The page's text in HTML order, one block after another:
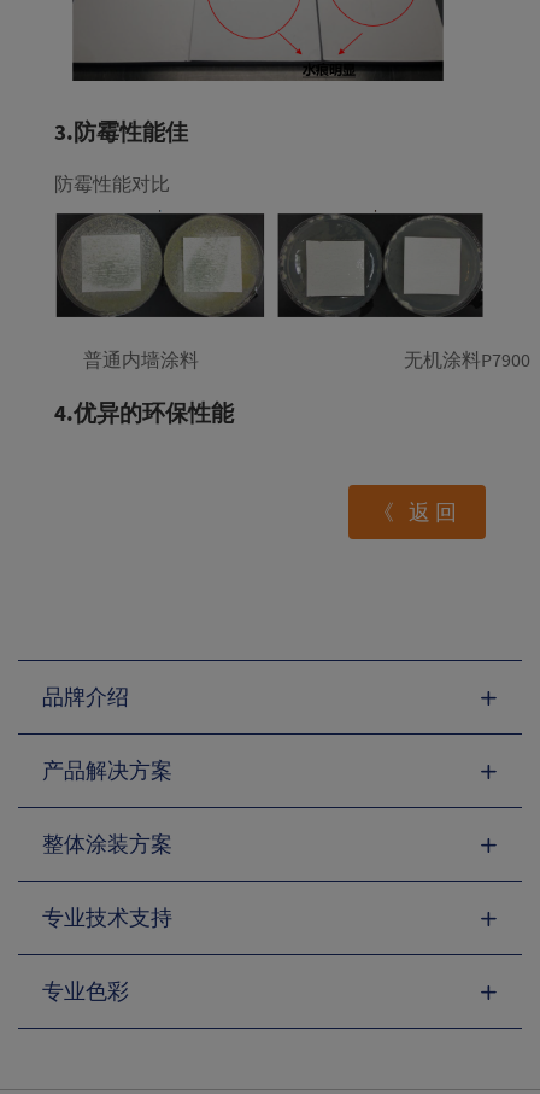
3.防霉性能佳
防霉性能对比
普通内墙涂料 无机涂料P7900
4.优异的环保性能
《 返回
品牌介绍
产品解决方案
整体涂装方案
专业技术支持
专业色彩